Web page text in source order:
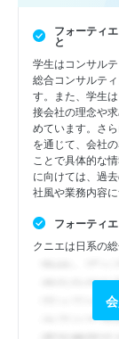
フォーティ
と
学生はコンサル
総合コンサルテ
す。また、学生
接会社の理念や
めています。さ
を通じて、会社
ことで具体的な
に向けては、過
社風や業務内容
フォーティ
クニエは日系の